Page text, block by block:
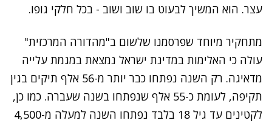
עצר. הוא המשיך לבעוט בו שוב ושוב - בכל חלקי גופו.
נתקלנו בבעיה
נסה שוב
מתחקיר מיוחד שפרסמנו שלשום ב"מהדורה המרכזית"
עולה כי האלימות במדינת ישראל נמצאת במגמת עלייה
מדאיגה
. רק השנה נפתחו כבר יותר מ-56 אלף תיקים בגין
תקיפה, לעומת כ-55 אלף שנפתחו בשנה שעברה. כמו כן,
לקטינים עד גיל 18 בלבד נפתחו השנה למעלה מ-4,500